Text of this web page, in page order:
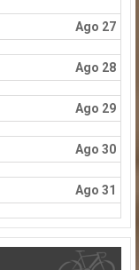
Ago 27
Ago 28
Ago 29
Ago 30
Ago 31